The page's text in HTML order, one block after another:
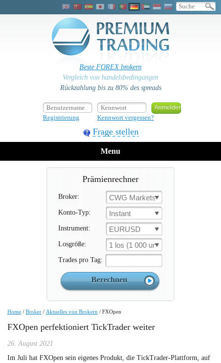
Beste FOREX brokern
Vergleich von handelsbedingungen
Rückzahlung bis zu 80% des spreads
Registrierung Kennwort vergessen?
Frage stellen
Menu
Prämienrechner
Broker: CWG Markets
Konto-Typ: Instant
Instrument: EURUSD
Losgröße: 1 los (1 000 un.)
Trades pro Tag:
Home / Broker / Aktuelles von Brokern / FXOpen
FXOpen perfektioniert TickTrader weiter
26. August 2021
Im Juli hat FXOpen sein eigenes Produkt, die TickTrader-Plattform, auf